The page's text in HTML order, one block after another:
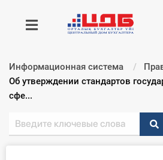
Получить консультацию
Главная ИС
Информационная система
Текущий:
Об утверждении стандартов
сфе...